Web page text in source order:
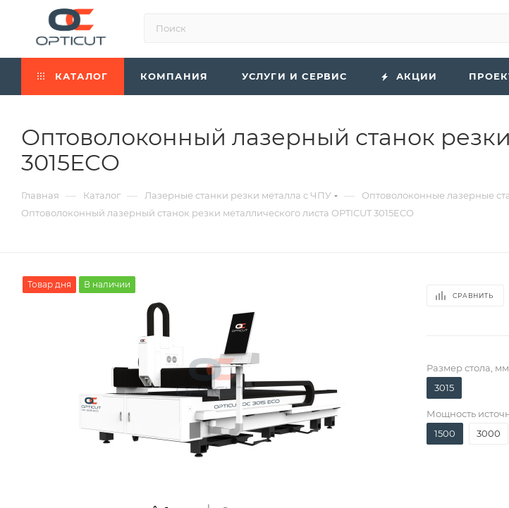
КАТАЛОГ КОМПАНИЯ УСЛУГИ И СЕРВИС АКЦИИ
Оптоволоконный лазерный станок
3015ECO
Главная — Каталог — Лазерные станки резки металла с ЧПУ — Оптоволоконные лазерные
Оптоволоконный лазерный станок резки металлического листа OPTICUT 3015ECO
Товар дня В наличии
СРАВНИТЬ
Размер стола, мм
3015
Мощность
1500
3000